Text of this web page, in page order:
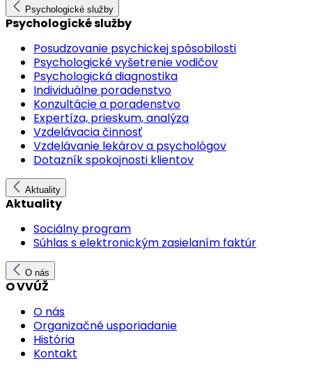
Psychologické služby
Psychologické služby
Posudzovanie psychickej spôsobilosti
Psychologické vyšetrenie vodičov
Psychologická diagnostika
Individuálne poradenstvo
Konzultácie a poradenstvo
Expertíza, prieskum, analýza
Vzdelávacia činnosť
Vzdelávanie lekárov a psychológov
Dotazník spokojnosti klientov
Aktuality
Aktuality
Sociálny program
Súhlas s elektronickým zasielaním faktúr
O nás
O VVÚŽ
O nás
Organizačné usporiadanie
História
Kontakt